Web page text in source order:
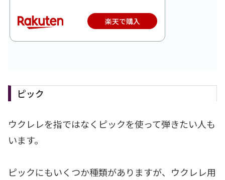
楽天で購入
ピック
ウクレレを指ではなくピックを使って弾きたい人も
います。
ピックにもいくつか種類がありますが、ウクレレ用